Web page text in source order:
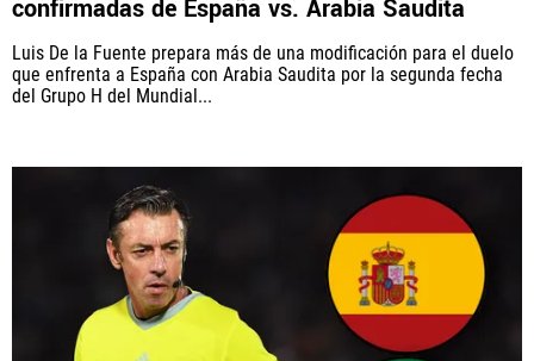
confirmadas de España vs. Arabia Saudita
Luis De la Fuente prepara más de una modificación para el duelo
que enfrenta a España con Arabia Saudita por la segunda fecha
del Grupo H del Mundial...